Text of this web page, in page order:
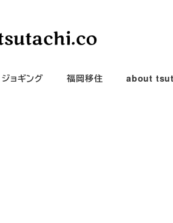
ジョギング 福岡移住 about